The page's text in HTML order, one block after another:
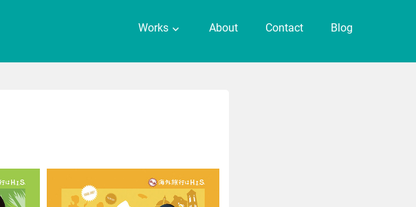
Works About Contact Blog